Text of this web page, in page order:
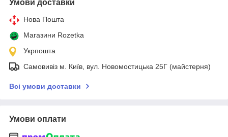
Умови доставки
Нова Пошта
Магазини Rozetka
Укрпошта
Самовивіз м. Київ, вул. Новомостицька 25Г (майстерня)
Всі умови доставки
Умови оплати